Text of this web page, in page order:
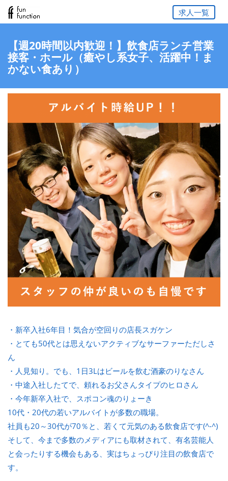
求人一覧
【週20時間以内歓迎！】飲食店ランチ営業
接客・ホール（癒やし系女子、活躍中！ま
かない食あり）
・新卒入社6年目！気合が空回りの店長スガケン
・とても50代とは思えないアクティブなサーファーただしさ
ん
・人見知り。でも、1日3Lはビールを飲む酒豪のりなさん
・中途入社したてで、頼れるお父さんタイプのヒロさん
・今年新卒入社で、スポコン魂のりょーき
10代・20代の若いアルバイトが多数の職場。
社員も20～30代が70％と、若くて元気のある飲食店です(^-^)
そして、今まで多数のメディアにも取材されて、有名芸能人
と会ったりする機会もある、実はちょっぴり注目の飲食店で
す。